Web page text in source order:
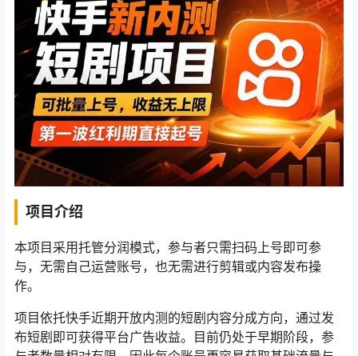
项目介绍
本项目采用托管分润模式，参与者只需扫码上号即可参
与，无需自己运营账号，也无需进行剪辑或内容发布操
作。
项目依托快手近期开放内测的短剧内容分成方向，通过发
布短剧即可获得平台广告收益。目前仍处于早期阶段，参